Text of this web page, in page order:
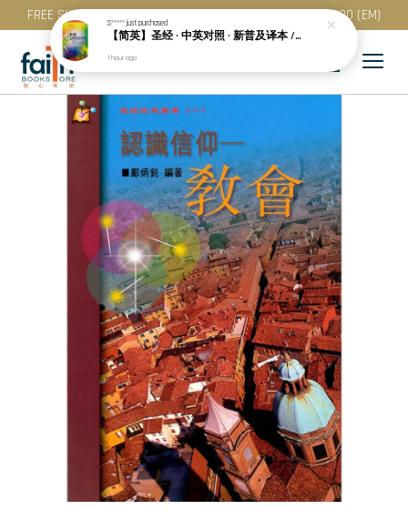
FREE SHIPPING for purchase above RM 200 (WM) / RM 300 (EM)
S*****just purchased
【简英】圣经 · 中英对照 · 新普及译本 / NLT · 精装 · 简体 · CBS4852
1 hour ago